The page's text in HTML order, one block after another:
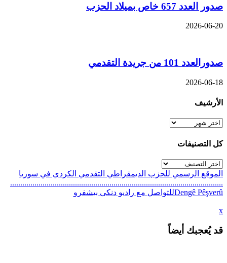
صدور العدد 657 خاص بميلاد الحزب
2026-06-20
صدورالعدد 101 من جريدة التقدمي
2026-06-18
الأرشيف
الأرشيف
كل التصنيفات
كل
التصنيفات
الموقع الرسمي للحزب الديمقراطي التقدمي الكردي في سوريا
.........................................................................................................
Dengê Pêşverûللتواصل مع راديو دنكى بيشفرو
x